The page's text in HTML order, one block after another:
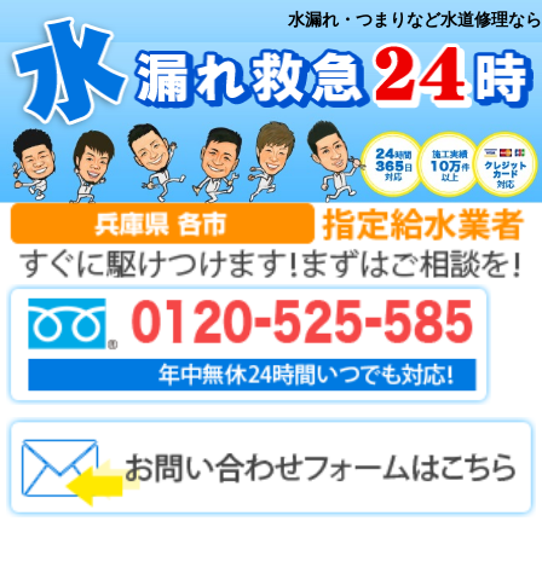
水漏れ・つまりなど水道修理なら